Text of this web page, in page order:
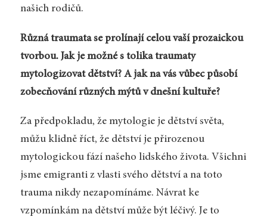
našich rodičů.
Různá traumata se prolínají celou vaší prozaickou
tvorbou. Jak je možné s tolika traumaty
mytologizovat dětství? A jak na vás vůbec působí
zobecňování různých mýtů v dnešní kultuře?
Za předpokladu, že mytologie je dětství světa,
můžu klidně říct, že dětství je přirozenou
mytologickou fází našeho lidského života. Všichni
jsme emigranti z vlasti svého dětství a na toto
trauma nikdy nezapomínáme. Návrat ke
vzpomínkám na dětství může být léčivý. Je to